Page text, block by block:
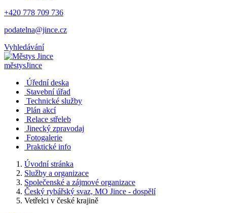
+420 778 709 736
podatelna@jince.cz
Vyhledávání
městysJince
Úřední deska
Stavební úřad
Technické služby
Plán akcí
Relace střeleb
Jinecký zpravodaj
Fotogalerie
Praktické info
Úvodní stránka
Služby a organizace
Společenské a zájmové organizace
Český rybářský svaz, MO Jince - dospělí
Vetřelci v české krajině